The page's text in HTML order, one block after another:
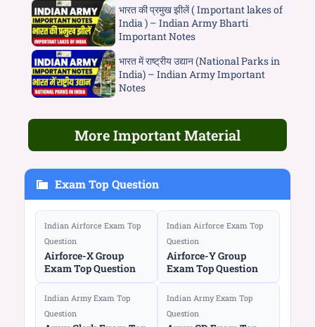
भारत की प्रमुख झीलें ( Important lakes of
India ) – Indian Army Bharti
Important Notes
भारत में राष्ट्रीय उद्यान (National Parks in
India) – Indian Army Important
Notes
More Important Material
Exam Top Question
Indian Airforce Exam Top
Question
Airforce-X Group
Exam Top Question
Indian Airforce Exam Top
Question
Airforce-Y Group
Exam Top Question
Indian Army Exam Top
Question
Indian Army Exam Top
Question